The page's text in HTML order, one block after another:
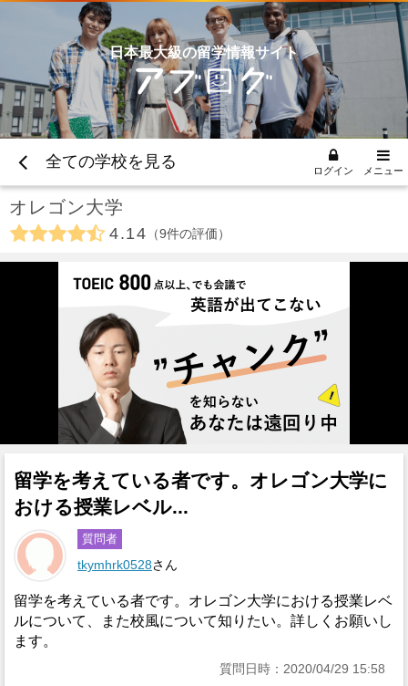
日本最大級の留学情報サイト
全ての学校を見る ログイン メニュー
オレゴン大学
4.14 9件の評価
留学を考えている者です。オレゴン大学に
おける授業レベル...
質問者
tkymhrk0528さん
留学を考えている者です。オレゴン大学における授業レベ
ルについて、また校風について知りたい。詳しくお願いし
ます。
質問日時：2020/04/29 15:58